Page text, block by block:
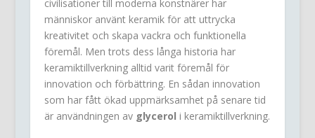
civilisationer till moderna konstnärer har
människor använt keramik för att uttrycka
kreativitet och skapa vackra och funktionella
föremål. Men trots dess långa historia har
keramiktillverkning alltid varit föremål för
innovation och förbättring. En sådan innovation
som har fått ökad uppmärksamhet på senare tid
är användningen av glycerol i keramiktillverkning.